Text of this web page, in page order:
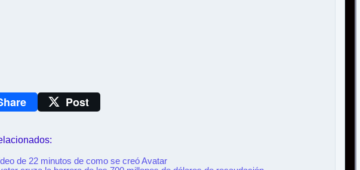
Post
de 22 minutos de como se creó Avatar